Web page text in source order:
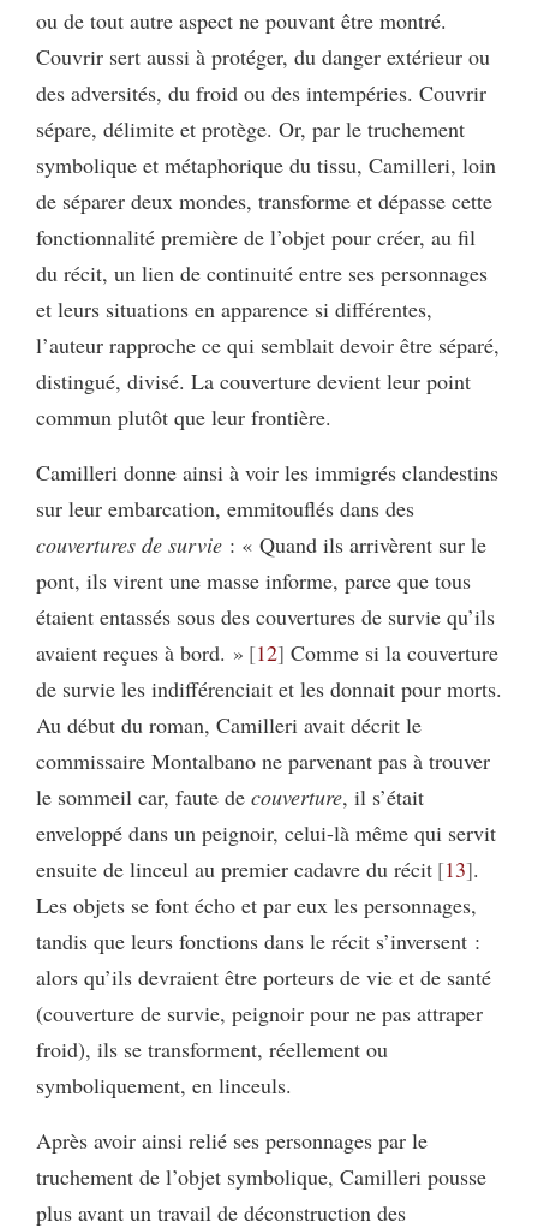
ou de tout autre aspect ne pouvant être montré.
Couvrir sert aussi à protéger, du danger extérieur ou
des adversités, du froid ou des intempéries. Couvrir
sépare, délimite et protège. Or, par le truchement
symbolique et métaphorique du tissu, Camilleri, loin
de séparer deux mondes, transforme et dépasse cette
fonctionnalité première de l’objet pour créer, au fil
du récit, un lien de continuité entre ses personnages
et leurs situations en apparence si différentes,
l’auteur rapproche ce qui semblait devoir être séparé,
distingué, divisé. La couverture devient leur point
commun plutôt que leur frontière.
Camilleri donne ainsi à voir les immigrés clandestins
sur leur embarcation, emmitouflés dans des
couvertures de survie : « Quand ils arrivèrent sur le
pont, ils virent une masse informe, parce que tous
étaient entassés sous des couvertures de survie qu’ils
avaient reçues à bord. » 12 Comme si la couverture
de survie les indifférenciait et les donnait pour morts.
Au début du roman, Camilleri avait décrit le
commissaire Montalbano ne parvenant pas à trouver
le sommeil car, faute de couverture, il s’était
enveloppé dans un peignoir, celui-là même qui servit
ensuite de linceul au premier cadavre du récit 13 .
Les objets se font écho et par eux les personnages,
tandis que leurs fonctions dans le récit s’inversent :
alors qu’ils devraient être porteurs de vie et de santé
(couverture de survie, peignoir pour ne pas attraper
froid), ils se transforment, réellement ou
symboliquement, en linceuls.
Après avoir ainsi relié ses personnages par le
truchement de l’objet symbolique, Camilleri pousse
plus avant un travail de déconstruction des